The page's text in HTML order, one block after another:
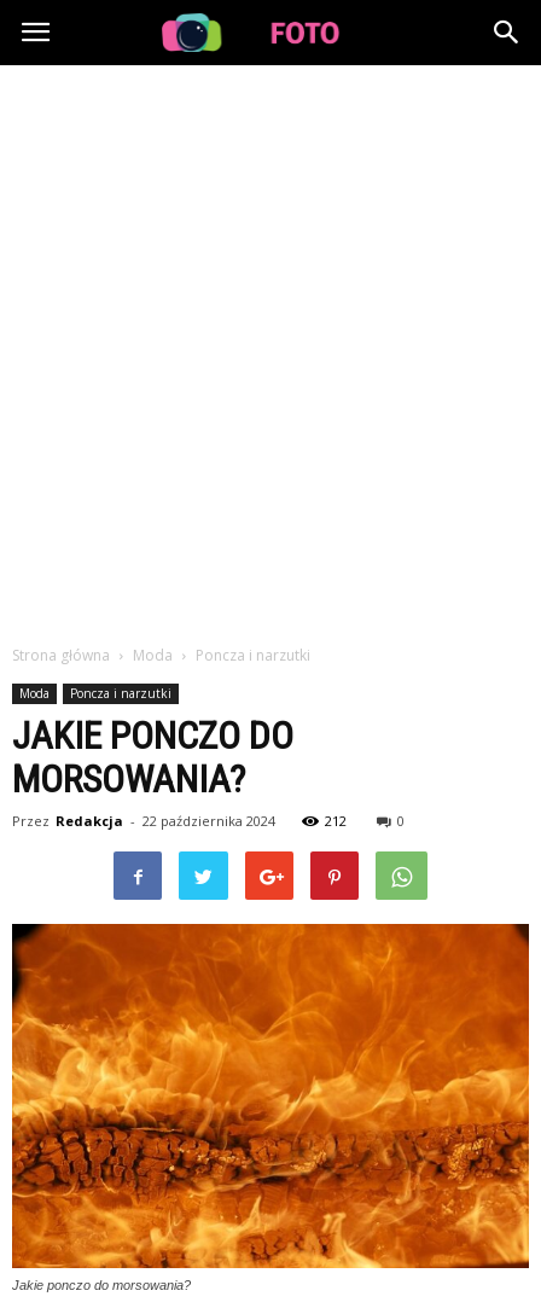
Lafoto.pl
Strona główna Moda Poncza i narzutki
Moda Poncza i narzutki
JAKIE PONCZO DO
MORSOWANIA?
Przez Redakcja - 22 października 2024 212 0
Jakie ponczo do morsowania?